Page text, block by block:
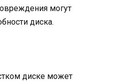
могут
диска.
диске может